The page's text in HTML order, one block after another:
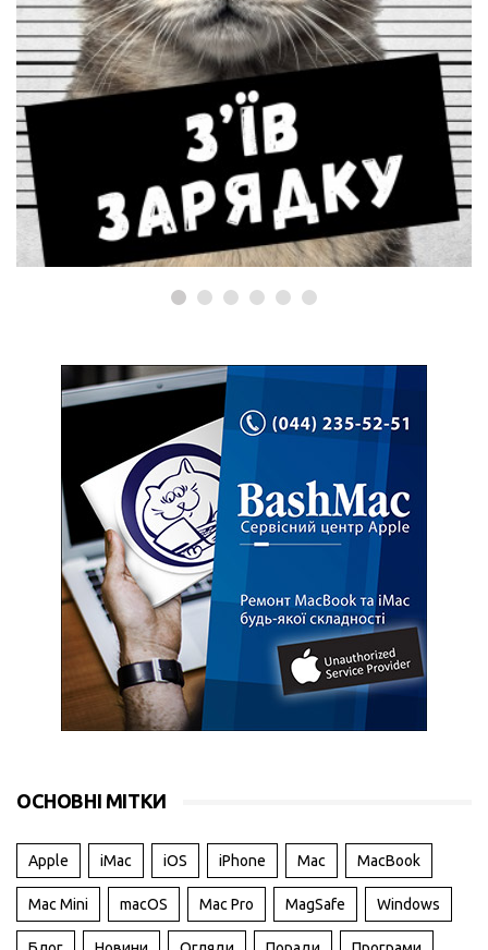
дроту
КОРИСНІ
Де купити
перевірити?
ОСНОВНІ МІТКИ
Apple iMac iOS iPhone Mac MacBook
Mac Mini macOS Mac Pro MagSafe Windows